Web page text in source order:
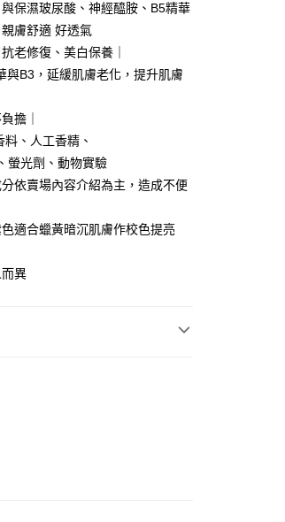
請依後續交易確認頁面所載為準。
易或遇審核未通過，訂單將自動取
表示未達大哥付你分期系統評分，恕
你分期」於每月結算日後寄送繳費提
超商條碼／台灣大直營門市／銀行轉
通路繳費。
司」（以下簡稱本公司）所提供，讓
或服務，並由商店將買賣／分期付
之契約關係目的，商店將以您的個人
台灣大哥大進項蒐集、處理及利
需資料之確認、核對及更正。
結：https://oppay.tw/userRule
、不需儲值。
，即可結帳。
付」後，將跳轉至「AFTEE先享後
金額後，即可完成結帳。
通知簡訊。
此簡訊中的連結，可透過四大超商
刻繳費，但若您需要取消訂單，請聯
之訂單仍視為有效，需透過AFTEE
付 」之結帳頁面顯示為準，若有關於
相關疑問，請聯繫「AFTEE先享後
support/home
人資料，並將交易相關給付款項請
免運費
)免運費
)免運費
保濕玻尿酸、神經醯胺、B5精華
膚舒適 好透氣
老修復、美白保養｜
與B3，延緩肌膚老化，提升肌膚
擔｜
、人工香精、
螢光劑、動物實驗
依賣場內容介紹為主，造成不便
適合蠟黃暗沉肌膚作校色提亮
異